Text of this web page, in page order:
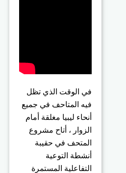
في الوقت الذي تظل
فيه المتاحف في جميع
أنحاء ليبيا مغلقة أمام
الزوار ، أتاح مشروع
المتحف في حقيبة
أنشطة التوعية
التفاعلية المستمرة